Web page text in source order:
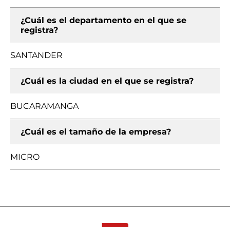
¿Cuál es el departamento en el que se
registra?
SANTANDER
¿Cuál es la ciudad en el que se registra?
BUCARAMANGA
¿Cuál es el tamaño de la empresa?
MICRO